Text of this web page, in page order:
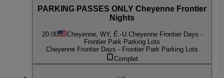
PARKING PASSES ONLY Cheyenne Frontier
Nights
20:00 Cheyenne, WY, É.-U.Cheyenne Frontier Days -
Frontier Park Parking Lots
Cheyenne Frontier Days - Frontier Park Parking Lots
Complet